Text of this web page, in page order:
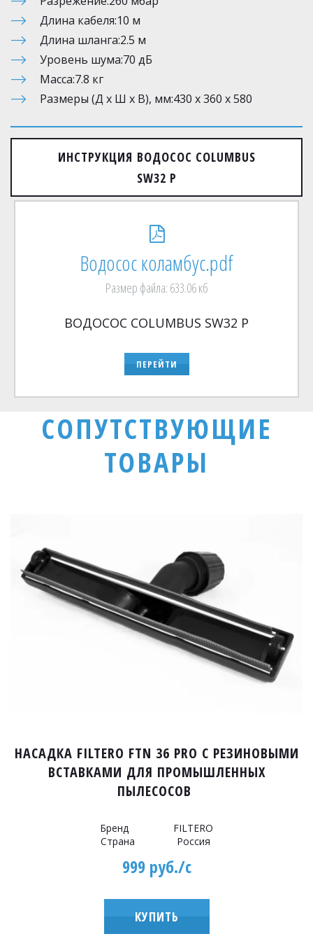
Длина кабеля:10 м
Длина шланга:2.5 м
Уровень шума:70 дБ
Масса:7.8 кг
Размеры (Д x Ш x В), мм:430 x 360 x 580
ИНСТРУКЦИЯ ВОДОСОС COLUMBUS
SW32 P
Водосос коламбус.pdf
Размер файла: 633.06 кб
ВОДОСОС COLUMBUS SW32 P
ПЕРЕЙТИ
СОПУТСТВУЮЩИЕ
ТОВАРЫ
НАСАДКА FILTERO FTN 36 PRO С РЕЗИНОВЫМИ
ВСТАВКАМИ ДЛЯ ПРОМЫШЛЕННЫХ
ПЫЛЕСОСОВ
Бренд FILTERO
Страна Россия
999 руб./с
КУПИТЬ